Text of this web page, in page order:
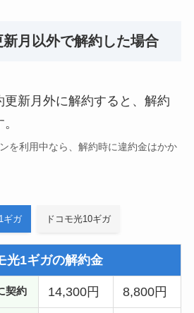
月以外で解約した場合
更新月外に解約すると、解約
を利用中なら、解約時に違約金はかか
ギガ ドコモ光10ギガ
光1ギガの解約金
契約 14,300円 8,800円